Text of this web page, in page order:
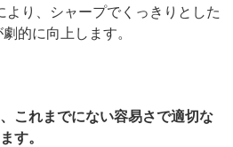
より、シャープでくっきりとした
的に向上します。
これまでにない容易さで適切な
す。